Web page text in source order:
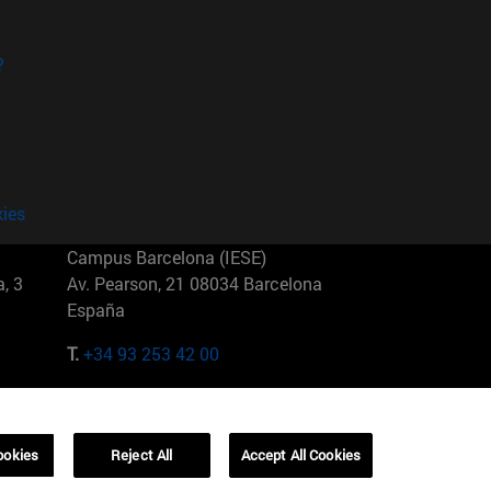
3
Campus Barcelona (IESE)
Av. Pearson, 21 08034 Barcelona
España
T.+34 93 253 42 00
01321001 Bela Vista Brasil
Reject All Accept All Cookies